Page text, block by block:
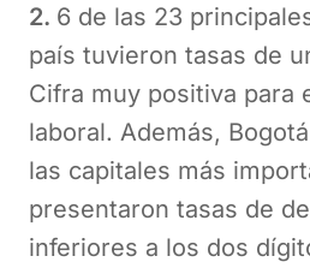
2. 6 de las 23
país tuvieron tasas de
Cifra muy positiva para
laboral. Además,
las capitales más
presentaron tasas de
inferiores a los dos